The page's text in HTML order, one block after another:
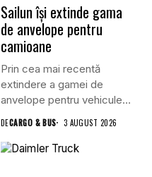
Sailun își extinde gama
de anvelope pentru
camioane
Prin cea mai recentă
extindere a gamei de
anvelope pentru vehicule
DECARGO & BUS 3 AUGUST 2026